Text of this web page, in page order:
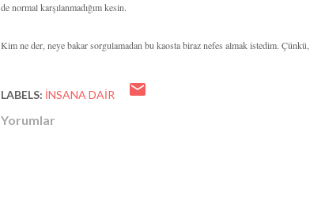
de normal karşılanmadığım kesin.
Kim ne der, neye bakar sorgulamadan bu kaosta biraz nefes almak istedim.
LABELS: INSANA DAIR
Yorumlar